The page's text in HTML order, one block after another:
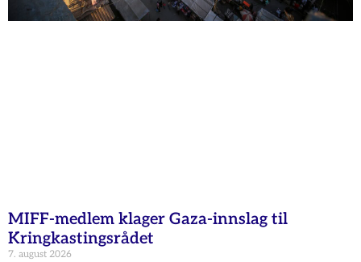
MIFF-medlem klager Gaza-innslag til
Kringkastingsrådet
7. august 2026